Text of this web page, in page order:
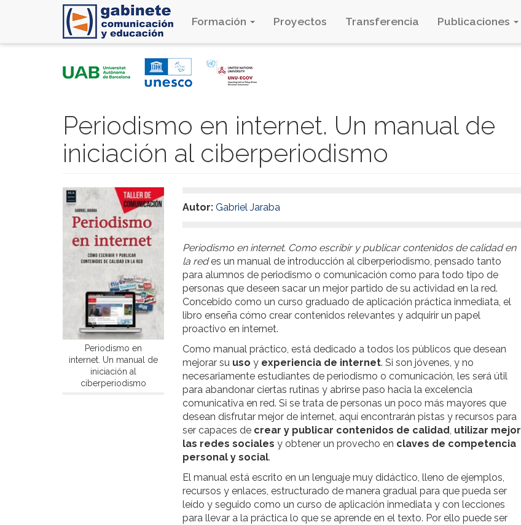
Formación Proyectos Transferencia Publicaciones
Periodismo en internet. Un manual de
iniciación al ciberperiodismo
Periodismo en
internet. Un manual de
iniciación al
ciberperiodismo
Autor: Gabriel Jaraba
Periodismo en internet. Como escribir y publicar contenidos de calidad en
la redes un manual de introducción al ciberperiodismo, pensado tanto
para alumnos de periodismo o comunicación como para todo tipo de
personas que deseen sacar un mejor partido de su actividad en la red.
Concebido como un curso graduado de aplicación práctica inmediata, el
libro enseña cómo crear contenidos relevantes y adquirir un papel
proactivo en internet.
Como manual práctico, está dedicado a todos los públicos que desean
mejorar su uso y experiencia de internet. Si son jóvenes, y no
necesariamente estudiantes de periodismo o comunicación, les será útil
para abandonar ciertas rutinas y abrirse paso hacia la excelencia
comunicativa en red. Si se trata de personas un poco más mayores que
desean disfrutar mejor de internet, aquí encontrarán pistas y recursos para
ser capaces de crear y publicar contenidos de calidad, utilizar mejor
las redes sociales y obtener un provecho en claves de competencia
personal y social.
El manual está escrito en un lenguaje muy didáctico, lleno de ejemplos,
recursos y enlaces, estructurado de manera gradual para que pueda ser
leído y seguido como un curso de aplicación inmediata y con lecciones
para llevar a la práctica lo que se aprende en el texto. Por ello puede ser